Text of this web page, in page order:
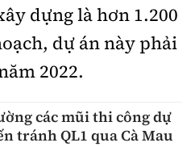
dựng là hơn 1.200
dự án này phải
2022.
các mũi thi công dự
tránh QL1 qua Cà Mau